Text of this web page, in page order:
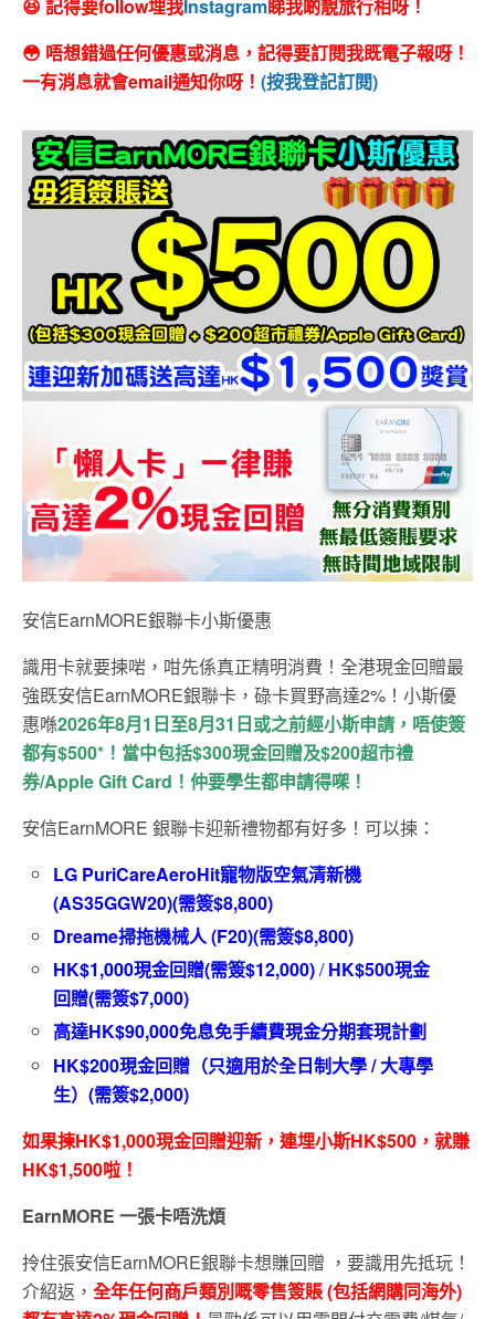
😆 記得要follow埋我Instagram睇我啲靚旅行相呀！
😳 唔想錯過任何優惠或消息，記得要訂閱我既電子報呀！
一有消息就會email通知你呀！ (按我登記訂閱)
安信EarnMORE銀聯卡小斯優惠
識用卡就要揀啱，咁先係真正精明消費！全港現金回贈最
強既安信EarnMORE銀聯卡，碌卡買野高達2%！小斯優
惠喺2026年8月1日至8月31日或之前經小斯申請，唔使簽
都有$500*！當中包括$300現金回贈及$200超市禮
券/Apple Gift Card！仲要學生都申請得㗎！
安信EarnMORE 銀聯卡迎新禮物都有好多！可以揀：
LG PuriCareAeroHit寵物版空氣清新機
(AS35GGW20)(需簽$8,800)
Dreame掃拖機械人 (F20)(需簽$8,800)
HK$1,000現金回贈(需簽$12,000)/HK$500現金
回贈(需簽$7,000)
高達HK$90,000免息免手續費現金分期套現計劃
HK$200現金回贈（只適用於全日制大學 / 大專學
生）(需簽$2,000)
如果揀HK$1,000現金回贈迎新，連埋小斯HK$500 ， 就賺
HK$1,500啦 ！
EarnMORE 一張卡唔洗煩
拎住張安信EarnMORE銀聯卡想賺回贈 ，要識用先抵玩！
介紹返， 全年任何商戶類別嘅零售簽賬 (包括網購同海外)